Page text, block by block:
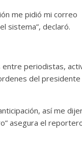
me pidió mi correo
sistema”, declaró.
entre periodistas,
del presidente
así me
asegura el